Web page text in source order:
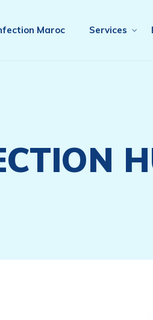
Maroc Services